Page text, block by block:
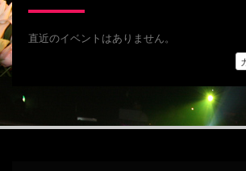
ー
シ
ン
直近のイベントはありません。